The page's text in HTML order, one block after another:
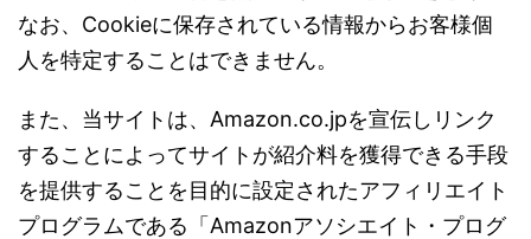
なお、Cookieに保存されている情報からお客様個
人を特定することはできません。
また、当サイトは、Amazon.co.jpを宣伝しリンク
することによってサイトが紹介料を獲得できる手段
を提供することを目的に設定されたアフィリエイト
プログラムである「Amazonアソシエイト・プログ